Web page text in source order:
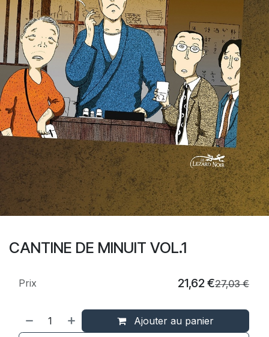
CANTINE DE MINUIT VOL.1
Ajouter au panier
Prix 21,62€27,03€